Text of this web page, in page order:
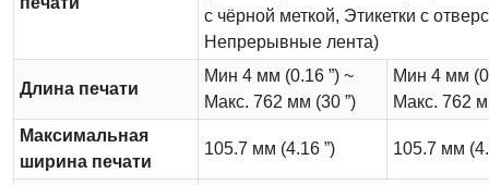
с чёрной меткой, Этикетки с
Непрерывные лента)
Длина печати
Мин 4 мм (0.16 ”) ~
Макс. 762 мм (30 ”)
Мин 4 мм
Макс. 762
Максимальная
ширина печати
105.7 мм (4.16 ”) 105.7 мм